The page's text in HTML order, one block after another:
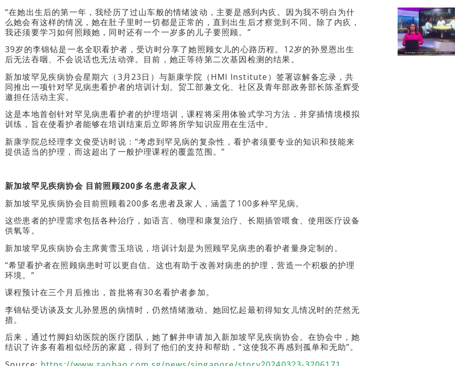
“在她出生后的第一年，我经历了过山车般的情绪波动，主要是感到内疚。因为我不明白为什
么她会有这样的情况，她在肚子里时一切都是正常的，直到出生后才察觉到不同。除了内疚，
我还须要学习如何照顾她，同时还有一个一岁多的儿子要照顾。”
39岁的李锦钻是一名全职看护者，受访时分享了她照顾女儿的心路历程。12岁的孙昱恩出生
后无法吞咽、不会说话也无法动弹。目前，她正等待第二次基因检测的结果。
新加坡罕见疾病协会星期六（3月23日）与新康学院（HMI Institute）签署谅解备忘录，共
同推出一项针对罕见病患看护者的培训计划。贸工部兼文化、社区及青年部政务部长陈圣辉受
邀担任活动主宾。
这是本地首创针对罕见病患看护者的护理培训，课程将采用体验式学习方法，并穿插情境模拟
训练，旨在使看护者能够在培训结束后立即将所学知识应用在生活中。
新康学院总经理李文俊受访时说：“考虑到罕见病的复杂性，看护者须要专业的知识和技能来
提供适当的护理，而这超出了一般护理课程的覆盖范围。”
新加坡罕见疾病协会 目前照顾200多名患者及家人
新加坡罕见疾病协会目前照顾着200多名患者及家人，涵盖了100多种罕见病。
这些患者的护理需求包括各种治疗，如语言、物理和康复治疗、长期插管喂食、使用医疗设备
供氧等。
新加坡罕见疾病协会主席黄雪玉培说，培训计划是为照顾罕见病患的看护者量身定制的。
“希望看护者在照顾病患时可以更自信。这也有助于改善对病患的护理，营造一个积极的护理
环境。”
课程预计在三个月后推出，首批将有30名看护者参加。
李锦钻受访谈及女儿孙昱恩的病情时，仍然情绪激动。她回忆起最初得知女儿情况时的茫然无
措。
后来，通过竹脚妇幼医院的医疗团队，她了解并申请加入新加坡罕见疾病协会。在协会中，她
结识了许多有着相似经历的家庭，得到了他们的支持和帮助，“这使我不再感到孤单和无助”。